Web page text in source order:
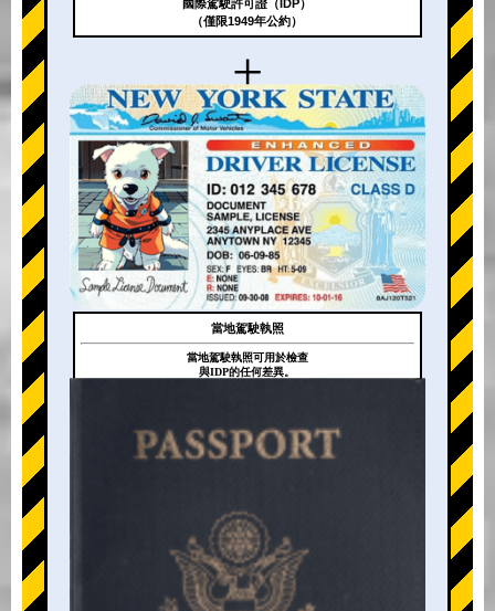
+
+
國際駕駛許可證（IDP）
（僅限1949年公約）
當地駕駛執照
當地駕駛執照可用於檢查
與IDP的任何差異。